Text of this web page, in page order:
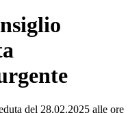
del 28.02.2025 alle ore